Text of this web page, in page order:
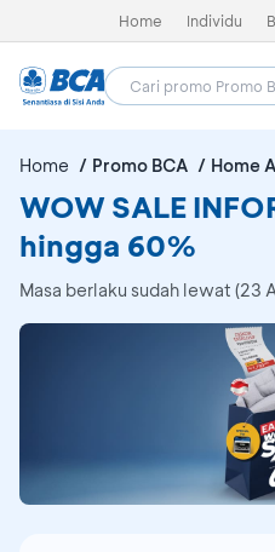
Home Individu
Home Promo BCA Home
WOW SALE
hingga 60%
Masa berlaku sudah lewat (23